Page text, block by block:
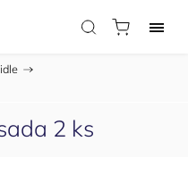
/
2 ks